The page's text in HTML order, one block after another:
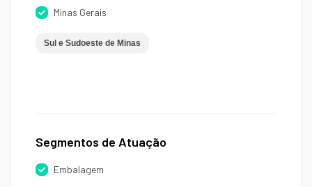
Minas Gerais
Sul e Sudoeste de Minas
Segmentos de Atuação
Embalagem